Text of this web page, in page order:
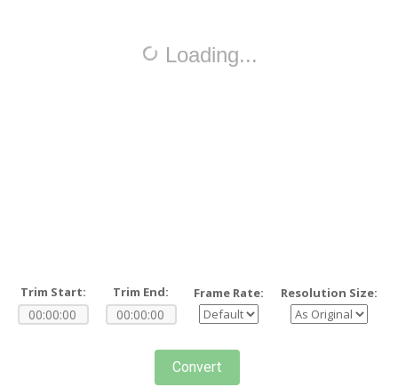
Trim Start: Trim End: Frame Rate: Resolution Size:
Convert